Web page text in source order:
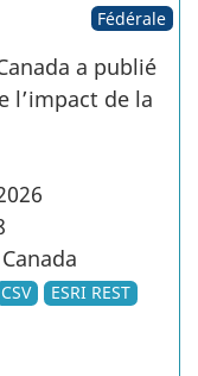
Fédérale
a publié
l’impact de la
CSV ESRI REST